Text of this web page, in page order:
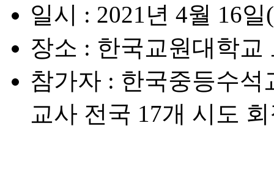
일시 : 2021년 4월 16
장소 : 한국교원대학교
참가자 : 한국중등수석
교사 전국 17개 시도